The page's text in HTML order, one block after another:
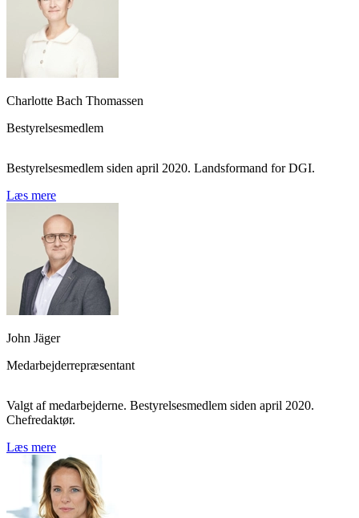
Charlotte Bach Thomassen
Bestyrelsesmedlem
Bestyrelsesmedlem siden april 2020. Landsformand for DGI.
Læs mere
John Jäger
Medarbejderrepræsentant
Valgt af medarbejderne. Bestyrelsesmedlem siden april 2020.
Chefredaktør.
Læs mere